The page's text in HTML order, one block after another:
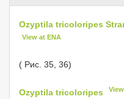
Ozyptila tricoloripes
View at ENA
( Рис. 35, 36)
Ozyptila tricoloripes